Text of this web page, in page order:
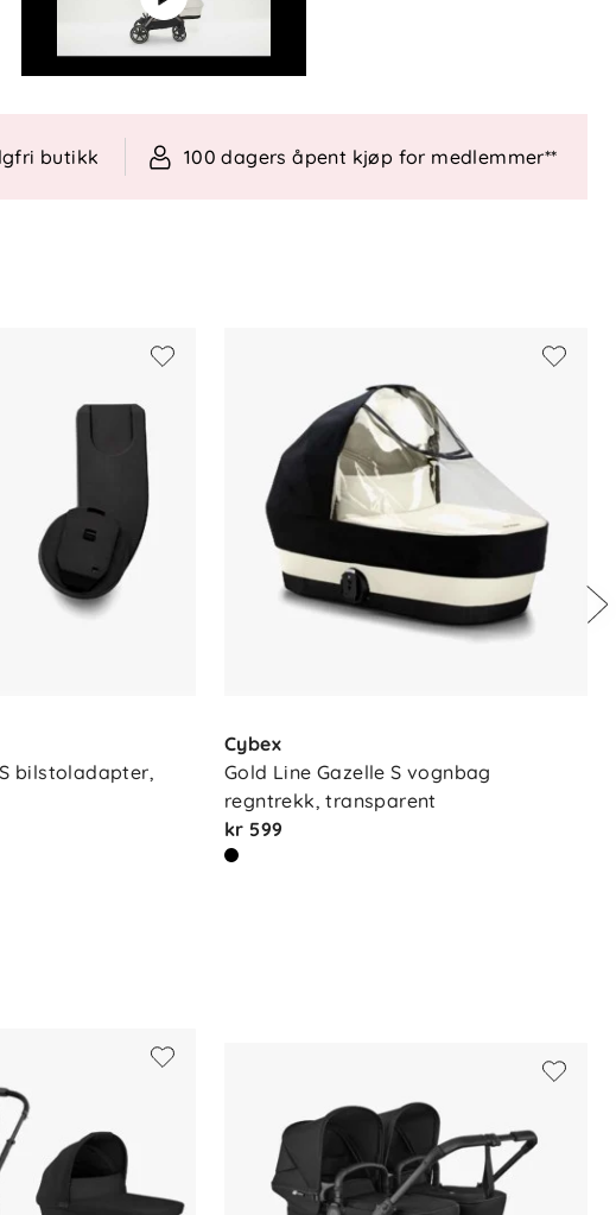
butikk 100 dagers åpent kjøp for medlemmer**
bilstoladapter,
Cybex
Gold Line Gazelle S vognbag
regntrekk, transparent
kr 599